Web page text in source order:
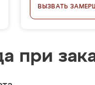
ВЫЗВАТЬ
при